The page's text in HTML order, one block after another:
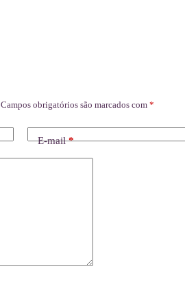
Campos obrigatórios são marcados com *
E-mail*